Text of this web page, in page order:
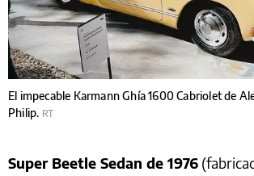
El impecable Karmann Ghía 1600 Cabriolet de
Philip. RT
Super Beetle Sedan de 1976